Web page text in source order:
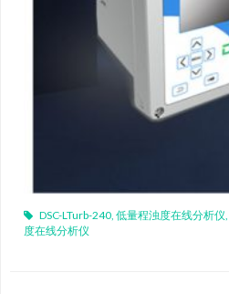
DSC-LTurb-240 低量程浊度在线分析仪
度在线分析仪